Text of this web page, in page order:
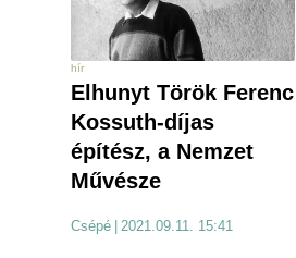
hír
Elhunyt Török Ferenc
Kossuth-díjas
építész, a Nemzet
Művésze
Csépé 2021.09.11. 15:41